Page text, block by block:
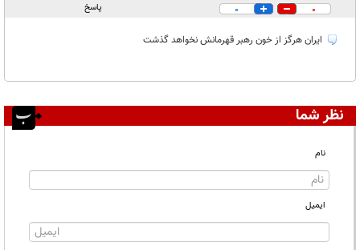
0
0 پاسخ
ایران هرگز از خون رهبر قهرمانش نخواهد گذشت
نظر شما
نام
ایمیل